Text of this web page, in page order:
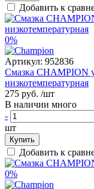
Добавить к
0%
Артикул: 952836
Смазка CHAMPION
низкотемпературная
275 руб. /шт
В наличии много
-
шт
Купить
Добавить к
0%